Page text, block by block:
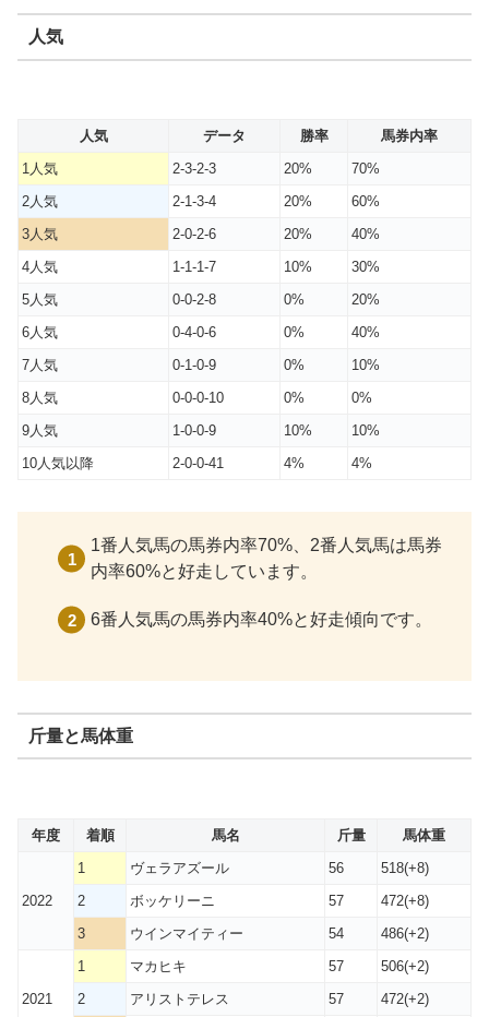
人気
人気 データ 勝率
馬券内率
1人気
2-3-2-3 20%
70%
2人気
2-1-3-4 20%
60%
3人気
2-0-2-6 20%
40%
4人気
1-1-1-7 10%
30%
5人気
0-0-2-8 0%
20%
6人気
0-4-0-6 0%
40%
7人気
0-1-0-9 0%
10%
8人気
0-0-0-10 0%
0%
9人気
1-0-0-9 10%
10%
10人気以降
2-0-0-41 4% 4%
1番人気馬の馬券内率70%、2番人気馬は馬券
内率60%と好走しています。
6番人気馬の馬券内率40%と好走傾向です。
斤量と馬体重
年度 着順 馬名 斤量 馬体重
2022
1 ヴェラアズール 56
518(+8)
2
ボッケリーニ 57
472(+8)
3
ウインマイティー 54 486(+2)
2021
1 マカヒキ 57
506(+2)
2
アリストテレス 57
472(+2)